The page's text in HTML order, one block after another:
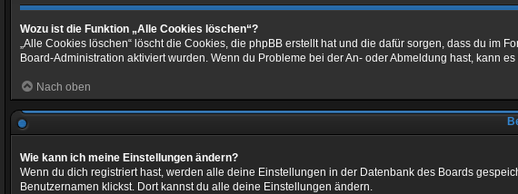
Wozu ist die Funktion „Alle Cookies löschen“?
„Alle Cookies löschen“ löscht die Cookies, die phpBB erstellt hat und die dafür sorgen, dass du im
Board-Administration aktiviert wurden. Wenn du Probleme bei der An- oder Abmeldung hast, kann
Nach oben
Wie kann ich meine Einstellungen ändern?
Wenn du dich registriert hast, werden alle deine Einstellungen in der Datenbank des Boards
Benutzernamen klickst. Dort kannst du alle deine Einstellungen ändern.